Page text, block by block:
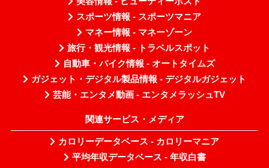
スポーツ情報 - スポーツマニア
マネー情報 - マネーゾーン
旅行・観光情報 - トラベルスポット
自動車・バイク情報 - オートタイムズ
ガジェット・デジタル製品情報 - デジタルガジェット
芸能・エンタメ動画 - エンタメラッシュTV
関連サービス・メディア
カロリーデータベース - カロリーマニア
平均年収データベース - 年収白書